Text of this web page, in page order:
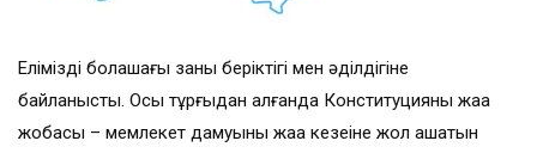
Еліміздің болашағы заңның беріктігі мен әділдігіне
байланысты. Осы тұрғыдан алғанда Конституцияның жаңа
жобасы – мемлекет дамуының жаңа кезеңіне жол ашатын